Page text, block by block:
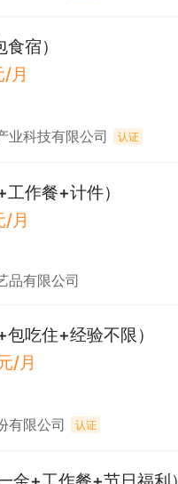
宿）
月
业科技有限公司 认证
作餐+计件）
月
品有限公司
吃住+经验不限）
/月
有限公司 认证